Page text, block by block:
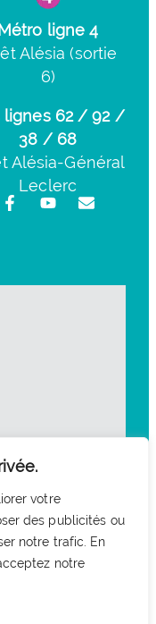
votre
des publicités ou
notre trafic. En
notre
ligne 4
Alésia (sortie
6)
lignes 62 / 92 /
38 / 68
Alésia-Général
Leclerc